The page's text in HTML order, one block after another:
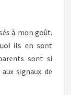
à mon goût.
ils en sont
sont si
signaux de